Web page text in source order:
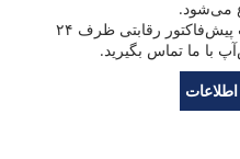
برای مشاوره فنی رایگان و دریافت پیش‌فاکتور رقابتی ظرف ۲۴
با ما تماس بگیرید.